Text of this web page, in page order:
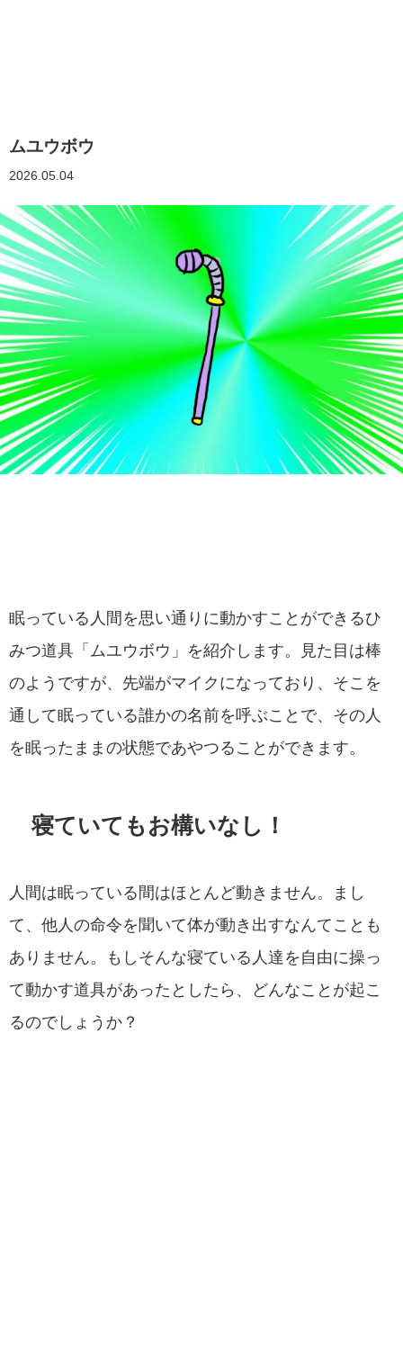
ムユウボウ
2026.05.04
眠っている人間を思い通りに動かすことができるひ
みつ道具「ムユウボウ」を紹介します。見た目は棒
のようですが、先端がマイクになっており、そこを
通して眠っている誰かの名前を呼ぶことで、その人
を眠ったままの状態であやつることができます。
寝ていてもお構いなし！
人間は眠っている間はほとんど動きません。まし
て、他人の命令を聞いて体が動き出すなんてことも
ありません。もしそんな寝ている人達を自由に操っ
て動かす道具があったとしたら、どんなことが起こ
るのでしょうか？